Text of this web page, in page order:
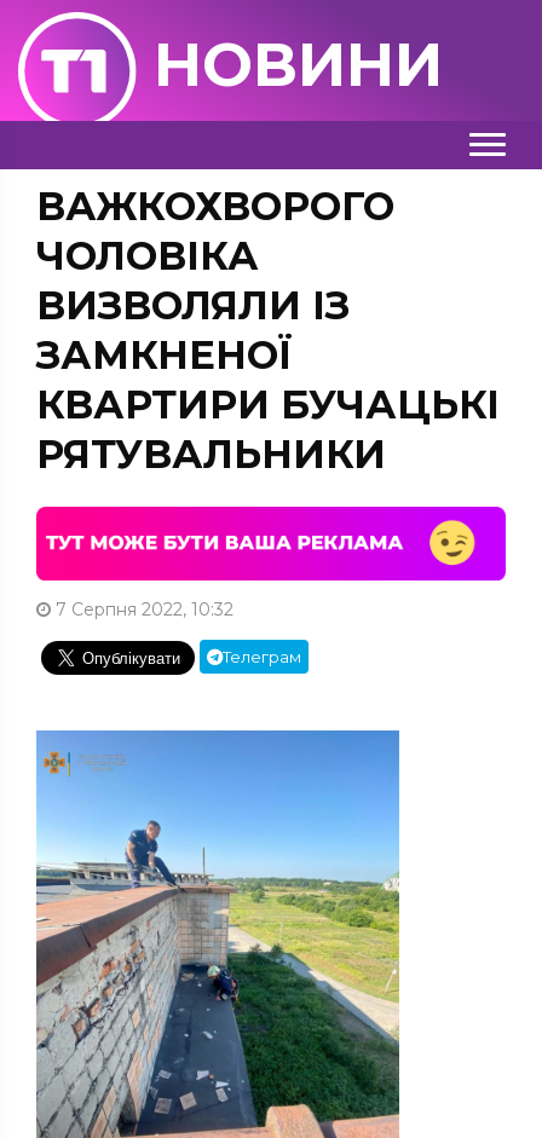
НОВИНИ
ВАЖКОХВОРОГО
ЧОЛОВІКА
ВИЗВОЛЯЛИ ІЗ
ЗАМКНЕНОЇ
КВАРТИРИ БУЧАЦЬКІ
РЯТУВАЛЬНИКИ
7 Серпня 2022, 10:32
Телеграм